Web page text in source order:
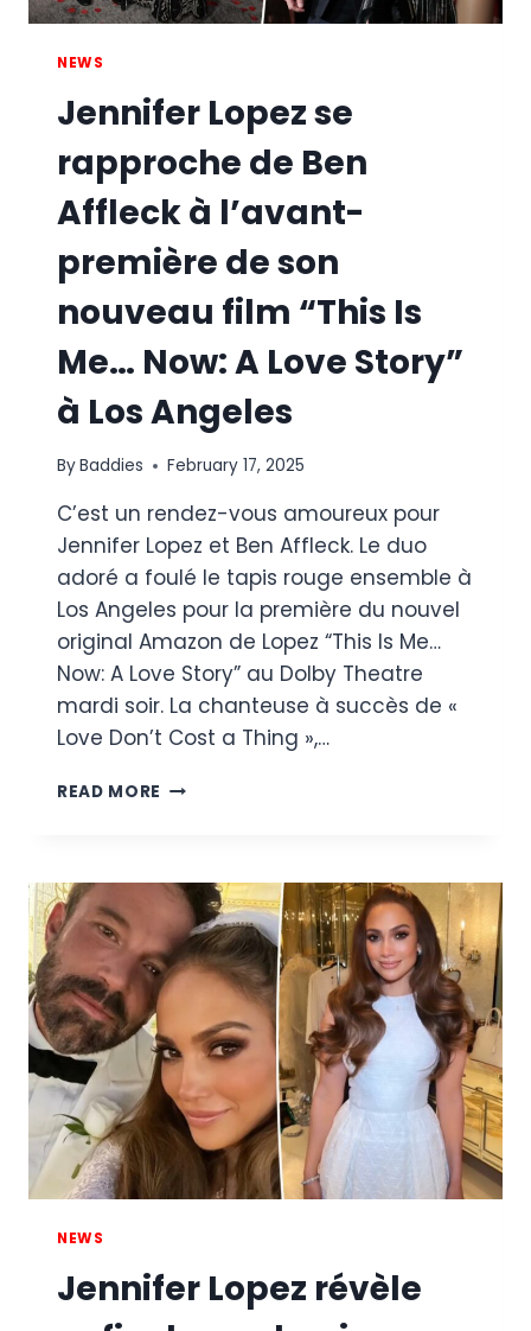
NEWS
Jennifer Lopez se
rapproche de Ben
Affleck à l’avant-
première de son
nouveau film “This Is
Me… Now: A Love Story”
à Los Angeles
ByBaddies February 17, 2025
C’est un rendez-vous amoureux pour
Jennifer Lopez et Ben Affleck. Le duo
adoré a foulé le tapis rouge ensemble à
Los Angeles pour la première du nouvel
original Amazon de Lopez “This Is Me…
Now: A Love Story” au Dolby Theatre
mardi soir. La chanteuse à succès de «
Love Don’t Cost a Thing »,…
READ MORE JENNIFER
DE
BEN
AFFLECK
À
L’AVANT-
DE
SON
NOUVEAU
FILM
“THIS
IS
STORY”
NEWS
Jennifer Lopez révèle